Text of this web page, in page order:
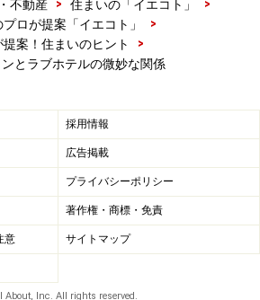
不動産 > 住まいの「イエコト」
>
ロが提案「イエコト」
>
提案！住まいのヒント
>
とラブホテルの微妙な関係
採用情報
広告掲載
プライバシーポリシー
著作権・商標・免責
意 サイトマップ
About, Inc. All rights reserved.